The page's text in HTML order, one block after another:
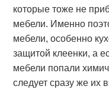
которые тоже не
мебели. Именно
мебели, особенно
защитой клеенки, а
мебели попали
следует сразу же их